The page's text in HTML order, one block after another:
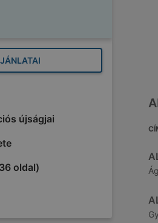
újságjai
oldal)